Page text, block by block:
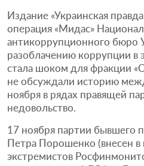
Издание «Украинская
операция «Мидас»
антикоррупционного бюро
разоблачению коррупции в
стала шоком для фракции
не обсуждали историю
ноября в рядах правящей
недовольство.
17 ноября партии бывшего
Петра Порошенко (внесен в
экстремистов